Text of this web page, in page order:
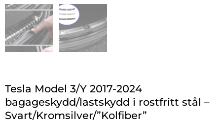
Tesla Model 3/Y 2017-2024
bagageskydd/lastskydd i rostfritt stål –
Svart/Kromsilver/”Kolfiber”